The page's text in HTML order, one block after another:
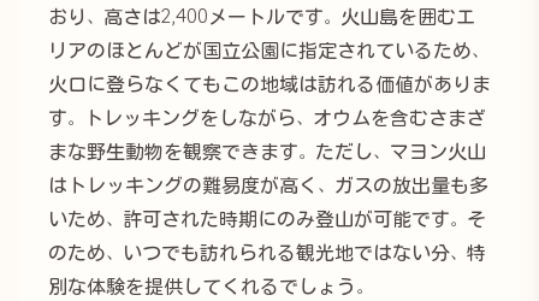
おり、高さは2,400メートルです。火山島を囲むエ
リアのほとんどが国立公園に指定されているため、
火口に登らなくてもこの地域は訪れる価値がありま
す。トレッキングをしながら、オウムを含むさまざ
まな野生動物を観察できます。ただし、マヨン火山
はトレッキングの難易度が高く、ガスの放出量も多
いため、許可された時期にのみ登山が可能です。そ
のため、いつでも訪れられる観光地ではない分、特
別な体験を提供してくれるでしょう。